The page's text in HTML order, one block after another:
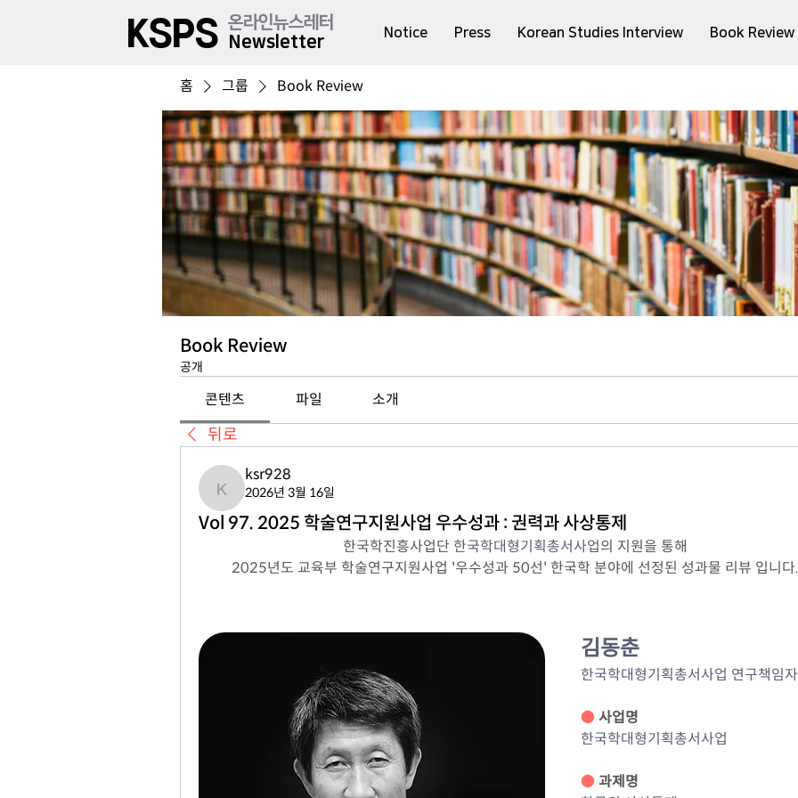
KSPS 온라인뉴스레터
Newsletter
Notice Press Korean Studies Interview Book Review
홈 그룹 Book Review
Book Review
공개
콘텐츠 파일 소개
뒤로
ksr928
ksr928
2026년 3월 16일
Vol 97. 2025 학술연구지원사업 우수성과 : 권력과 사상통제
한국학진흥사업단 한국학대형기획총서사업의 지원을 통해
2025년도 교육부 학술연구지원사업 '우수성과 50선' 한국학 분야에 선정된 성과물 리뷰 입니다.
김동춘
한국학대형기획총서사업 연구책임자
●사업명
한국학대형기획총서사업
● 과제명